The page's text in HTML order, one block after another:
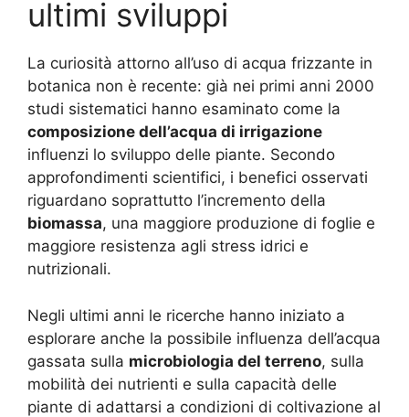
ultimi sviluppi
La curiosità attorno all’uso di acqua frizzante in
botanica non è recente: già nei primi anni 2000
studi sistematici hanno esaminato come la
composizione dell’acqua di irrigazione
influenzi lo sviluppo delle piante. Secondo
approfondimenti scientifici, i benefici osservati
riguardano soprattutto l’incremento della
biomassa, una maggiore produzione di foglie e
maggiore resistenza agli stress idrici e
nutrizionali.
Negli ultimi anni le ricerche hanno iniziato a
esplorare anche la possibile influenza dell’acqua
gassata sulla microbiologia del terreno, sulla
mobilità dei nutrienti e sulla capacità delle
piante di adattarsi a condizioni di coltivazione al